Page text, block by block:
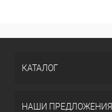
КАТАЛОГ
НАШИ ПРЕДЛОЖЕНИЯ